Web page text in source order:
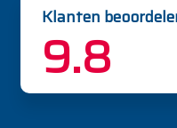
Klanten
9.8